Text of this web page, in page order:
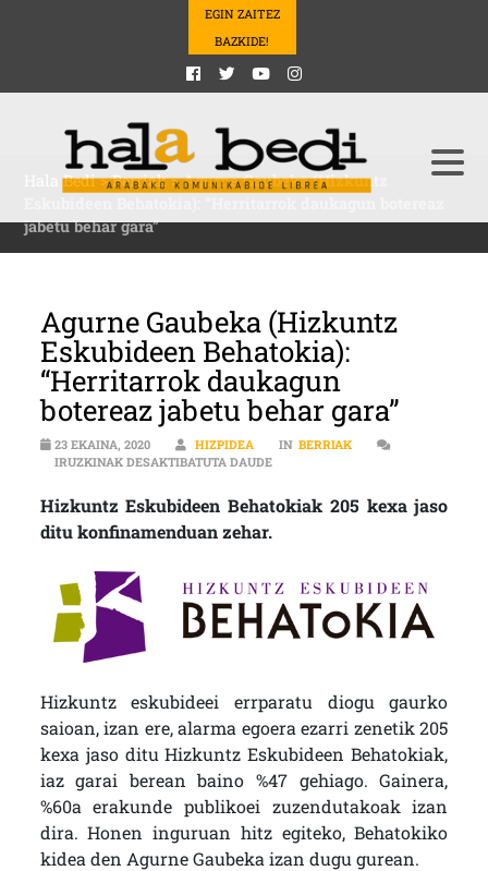
EGIN ZAITEZ
BAZKIDE!
Hala Bedi>Berriak>Agurne Gaubeka (Hizkuntz
jabetu behar gara”
Agurne Gaubeka (Hizkuntz
Eskubideen Behatokia):
“Herritarrok daukagun
botereaz jabetu behar gara”
23 EKAINA, 2020 HIZPIDEA IN BERRIAK
IRUZKINAK DESAKTIBATUTA DAUDEAGURNE GAUBEKA (HIZKUNTZ
Hizkuntz Eskubideen Behatokiak 205 kexa jaso
ditu konfinamenduan zehar.
Hizkuntz eskubideei errparatu diogu gaurko
saioan, izan ere, alarma egoera ezarri zenetik 205
kexa jaso ditu Hizkuntz Eskubideen Behatokiak,
iaz garai berean baino %47 gehiago. Gainera,
%60a erakunde publikoei zuzendutakoak izan
dira. Honen inguruan hitz egiteko, Behatokiko
kidea den Agurne Gaubeka izan dugu gurean.